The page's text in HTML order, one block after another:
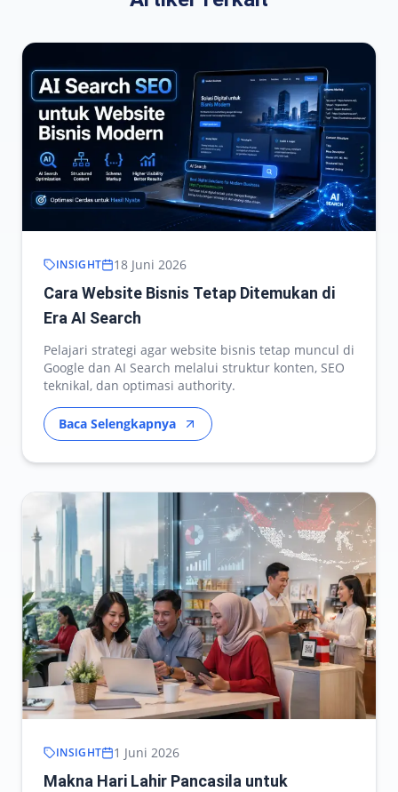
INSIGHT 18 Juni 2026
Cara Website Bisnis Tetap Ditemukan di
Era AI Search
Pelajari strategi agar website bisnis tetap muncul di
Google dan AI Search melalui struktur konten, SEO
teknikal, dan optimasi authority.
Baca Selengkapnya
INSIGHT 1 Juni 2026
Makna Hari Lahir Pancasila untuk